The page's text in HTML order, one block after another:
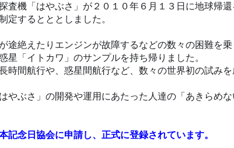
査機「はやぶさ」が２０１０年６月１３日に地球帰
定するとととしました。
途絶えたりエンジンが故障するなどの数々の困難を
星「イトカワ」のサンプルを持ち帰りました。
間航行や、惑星間航行など、数々の世界初の試みを
やぶさ」の開発や運用にあたった人達の「あきらめ
記念日協会に申請し、正式に登録されています。